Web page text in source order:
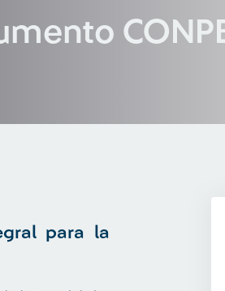
para la